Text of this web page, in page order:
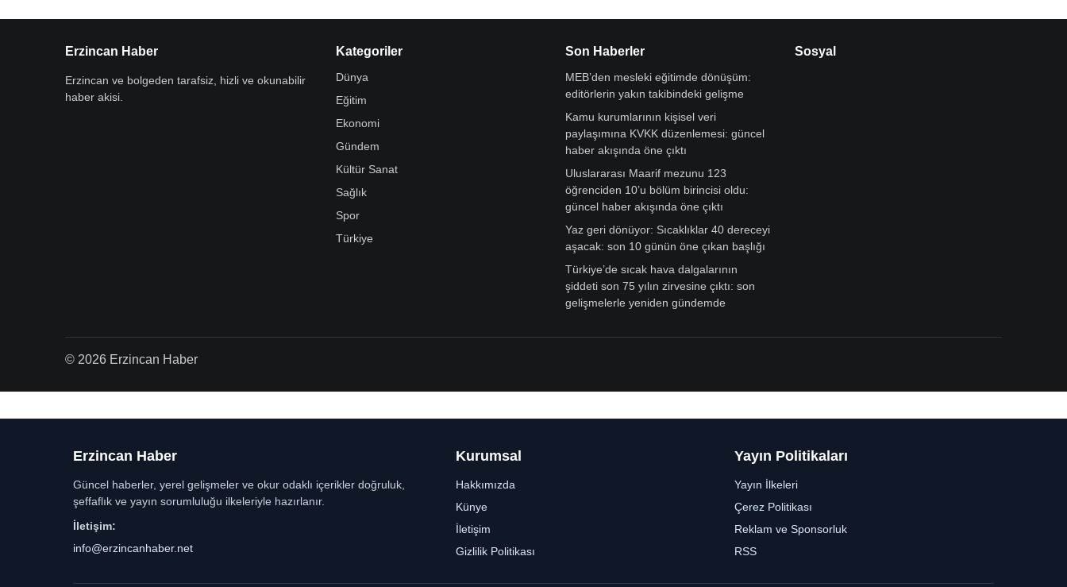
Erzincan Haber
Erzincan ve bolgeden tarafsiz, hizli ve okunabilir
haber akisi.
Kategoriler
Dünya
Eğitim
Ekonomi
Gündem
Kültür Sanat
Sağlık
Spor
Türkiye
Son Haberler
MEB’den mesleki eğitimde dönüşüm:
editörlerin yakın takibindeki gelişme
Kamu kurumlarının kişisel veri
paylaşımına KVKK düzenlemesi: güncel
haber akışında öne çıktı
Uluslararası Maarif mezunu 123
öğrenciden 10’u bölüm birincisi oldu:
güncel haber akışında öne çıktı
Yaz geri dönüyor: Sıcaklıklar 40 dereceyi
aşacak: son 10 günün öne çıkan başlığı
Türkiye’de sıcak hava dalgalarının
şiddeti son 75 yılın zirvesine çıktı: son
gelişmelerle yeniden gündemde
Sosyal
© 2026 Erzincan Haber
Erzincan Haber
Güncel haberler, yerel gelişmeler ve okur odaklı içerikler doğruluk,
şeffaflık ve yayın sorumluluğu ilkeleriyle hazırlanır.
İletişim:
info@erzincanhaber.net
Kurumsal
Hakkımızda
Künye
İletişim
Gizlilik Politikası
Yayın Politikaları
Yayın İlkeleri
Çerez Politikası
Reklam ve Sponsorluk
RSS